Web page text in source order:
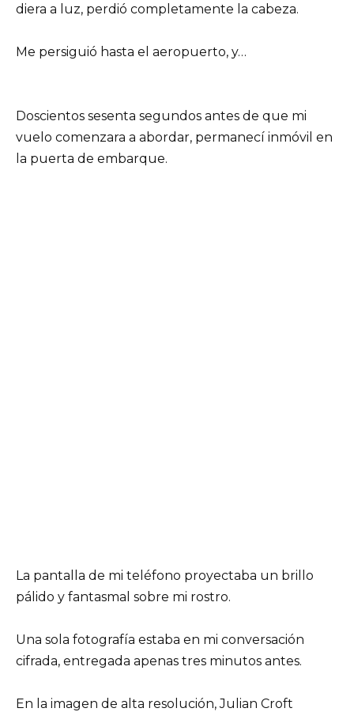
diera a luz, perdió completamente la cabeza.
Me persiguió hasta el aeropuerto, y…
Doscientos sesenta segundos antes de que mi
vuelo comenzara a abordar, permanecí inmóvil en
la puerta de embarque.
La pantalla de mi teléfono proyectaba un brillo
pálido y fantasmal sobre mi rostro.
Una sola fotografía estaba en mi conversación
cifrada, entregada apenas tres minutos antes.
En la imagen de alta resolución, Julian Croft